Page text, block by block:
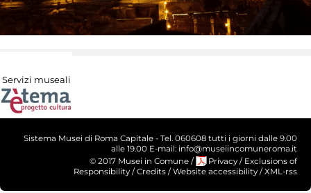
Servizi museali
Sistema Musei di Roma Capitale - Tel. 060608 tutti i giorni dalle 9.00
alle 19.00 E-mail: info@museiincomuneroma.it
© 2017 Musei in Comune / Privacy / Exclusions of
Responsibility /Credits /Website accessibility /XML-rss